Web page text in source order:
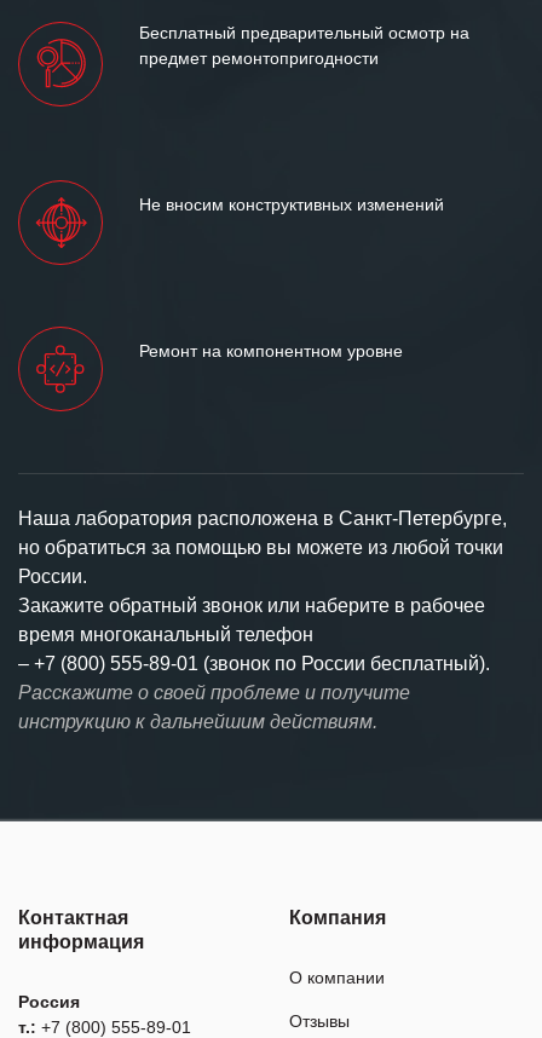
Бесплатный предварительный осмотр на
предмет ремонтопригодности
Не вносим конструктивных изменений
Ремонт на компонентном уровне
Наша лаборатория расположена в Санкт-Петербурге,
но обратиться за помощью вы можете из любой точки
России.
Закажите обратный звонок или наберите в рабочее
время многоканальный телефон
– +7 (800) 555-89-01 (звонок по России бесплатный).
Расскажите о своей проблеме и получите
инструкцию к дальнейшим действиям.
Контактная
информация
Россия
т.: +7 (800) 555-89-01
Компания
О компании
Отзывы